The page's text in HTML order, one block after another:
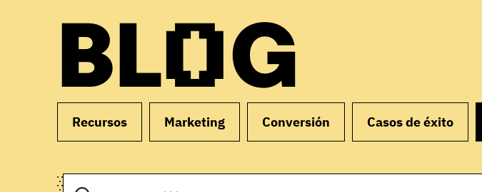
BLOG
Recursos Marketing Conversión Casos de éxito